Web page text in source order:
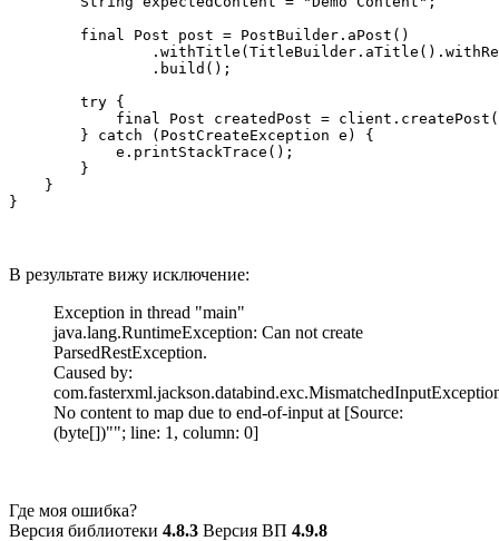
        final Post post = PostBuilder.aPost()
                .build();
        try {
final Post createdPost =
        } catch (PostCreateException e) {
            e.printStackTrace();
        }
    }
}
В результате вижу исключение:
Exception in thread "main"
java.lang.RuntimeException: Can not create
ParsedRestException.
Caused by:
No content to map due to end-of-input at [Source:
(byte[])""; line: 1, column: 0]
Где моя ошибка?
Версия библиотеки 4.8.3 Версия ВП 4.9.8